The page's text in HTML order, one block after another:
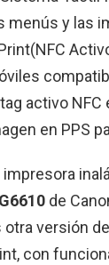
menús y las
activo
en PPS
impresora
de
otra versión
con